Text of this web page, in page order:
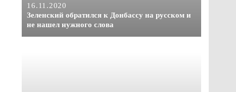
16.11.2020
Зеленский обратился к Донбассу на русском и
не нашел нужного слова